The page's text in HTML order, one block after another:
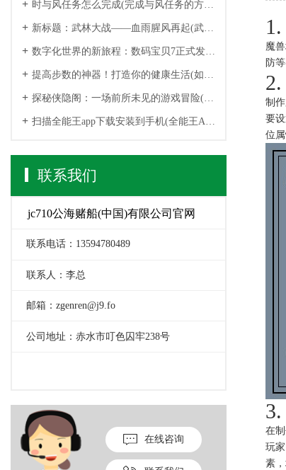
时与风任务怎么完成(完成与风任务的方法 游戏编辑分享经验)
新标题：武林大战——血雨腥风再起(武林大战：烈血连天续章)
数字化世界的新旅程：数码宝贝7正式发布(数字化世界再度启程：数码宝贝7正式问世)
提高步数的神器！打造你的健康生活(如何让步数翻倍？了解这款神器，让你的健康生活更美好！)
探秘侠隐阁：一场前所未见的游戏冒险(阁中探秘：前所未见的游戏冒险续写)
扫描全能王app下载安装到手机(全能王App：一步下载安装，尽享游戏乐趣)
联系我们
jc710公海赌船(中国)有限公司官网
联系电话：13594780489
联系人：李总
邮箱：zgenren@j9.fo
公司地址：赤水市叮色囚牢238号
在线咨询
魔
防
制
要
位
在
玩
素